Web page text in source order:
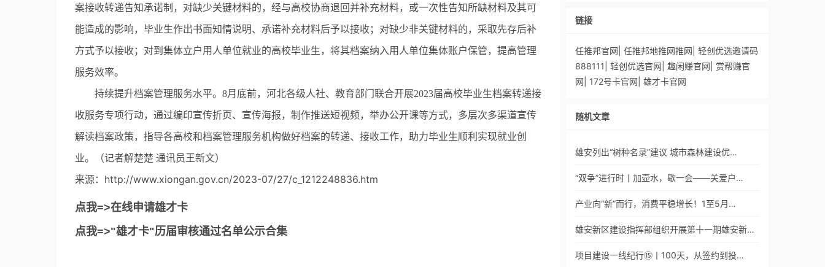
案接收转递告知承诺制，对缺少关键材料的，经与高校协商退回并补充材料，或一次性告知所缺材料及其可
能造成的影响，毕业生作出书面知情说明、承诺补充材料后予以接收；对缺少非关键材料的，采取先存后补
方式予以接收；对到集体立户用人单位就业的高校毕业生，将其档案纳入用人单位集体账户保管，提高管理
服务效率。
持续提升档案管理服务水平。8月底前，河北各级人社、教育部门联合开展2023届高校毕业生档案转递接
收服务专项行动，通过编印宣传折页、宣传海报，制作推送短视频，举办公开课等方式，多层次多渠道宣传
解读档案政策，指导各高校和档案管理服务机构做好档案的转递、接收工作，助力毕业生顺利实现就业创
业。（记者解楚楚 通讯员王新文）
来源：http://www.xiongan.gov.cn/2023-07/27/c_1212248836.htm
点我=>在线申请雄才卡
点我=>"雄才卡"历届审核通过名单公示合集
链接
任推邦官网 任推邦地推网推网 轻创优选邀请码
888111
轻创优选官网 趣闲赚官网
赏帮赚官
网
172号卡官网 雄才卡官网
随机文章
雄安列出“树种名录”建议 城市森林建设优…
“双争”进行时丨加壶水，歇一会——关爱户…
产业向“新”而行，消费平稳增长！1至5月…
雄安新区建设指挥部组织开展第十一期雄安新…
项目建设一线纪行⑮丨100天，从签约到投…